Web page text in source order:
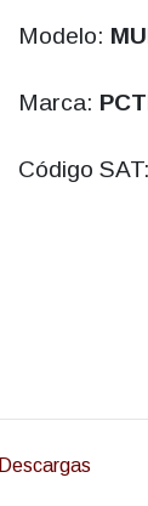
Modelo:
Marca:
Código SAT:
Descargas